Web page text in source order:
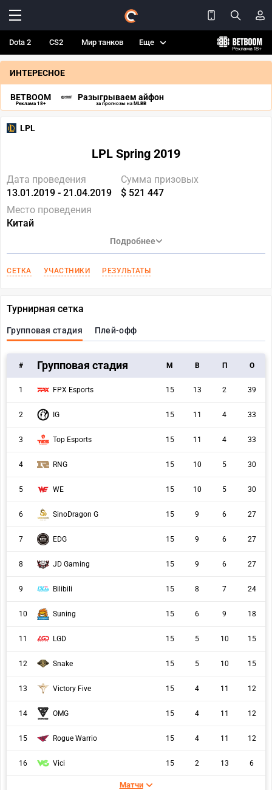
Dota 2 CS2 Мир танков Еще
ИНТЕРЕСНОЕ
BETBOOM
Реклама 18+
Разыгрываем айфон
за прогнозы на MLBB
LPL
LPL Spring 2019
Дата проведения
13.01.2019 - 21.04.2019
Сумма призовых
$ 521 447
Место проведения
Китай
Подробнее
СЕТКА УЧАСТНИКИ РЕЗУЛЬТАТЫ
Турнирная сетка
Групповая стадия Плей-офф
# Групповая стадия M В П О
1 FPX Esports 15 13 2 39
2 IG 15 11 4 33
3 Top Esports 15 11 4 33
4 RNG 15 10 5 30
5 WE 15 10 5 30
6 SinoDragon G 15 9 6 27
7 EDG 15 9 6 27
8 JD Gaming 15 9 6 27
9 Bilibili 15 8 7 24
10 Suning 15 6 9 18
11 LGD 15 5 10 15
12 Snake 15 5 10 15
13 Victory Five 15 4 11 12
14 OMG 15 4 11 12
15 Rogue Warrio 15 4 11 12
16 Vici 15 2 13 6
Матчи